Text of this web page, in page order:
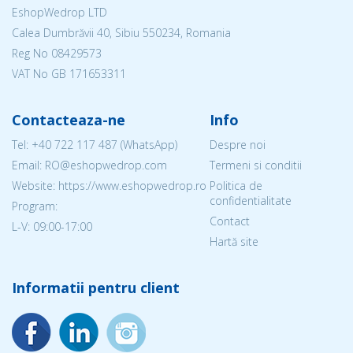
EshopWedrop LTD
Calea Dumbrăvii 40, Sibiu 550234, Romania
Reg No 08429573
VAT No GB 171653311
Contacteaza-ne
Tel: +40 722 117 487 (WhatsApp)
Email: RO@eshopwedrop.com
Website: https://www.eshopwedrop.ro
Program:
L-V: 09:00-17:00
Info
Despre noi
Termeni si conditii
Politica de
confidentialitate
Contact
Hartă site
Informatii pentru client